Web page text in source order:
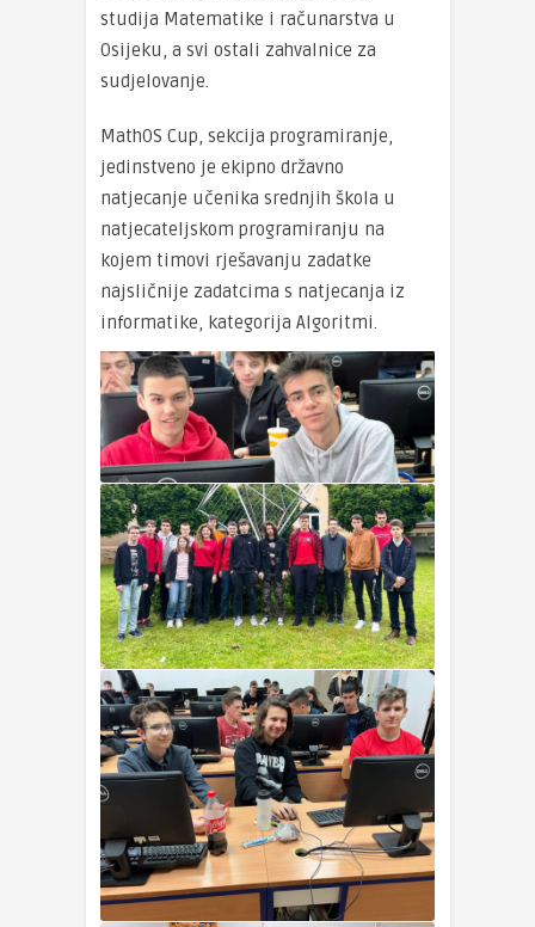
studija Matematike i računarstva u
Osijeku, a svi ostali zahvalnice za
sudjelovanje.
MathOS Cup, sekcija programiranje,
jedinstveno je ekipno državno
natjecanje učenika srednjih škola u
natjecateljskom programiranju na
kojem timovi rješavanju zadatke
najsličnije zadatcima s natjecanja iz
informatike, kategorija Algoritmi.